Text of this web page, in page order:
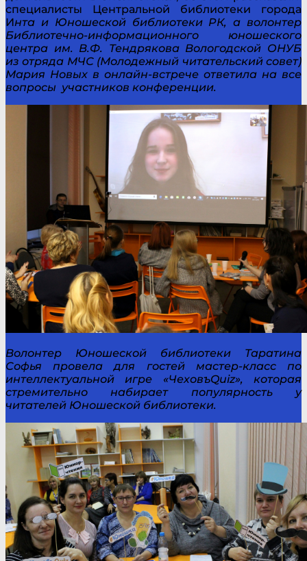
специалисты Центральной библиотеки города
Инта и Юношеской библиотеки РК, а волонтер
Библиотечно-информационного юношеского
центра им. В.Ф. Тендрякова Вологодской ОНУБ
из отряда МЧС (Молодежный читательский совет)
Мария Новых в онлайн-встрече ответила на все
вопросы участников конференции.
Волонтер Юношеской библиотеки Таратина
Софья провела для гостей мастер-класс по
интеллектуальной игре «ЧеховъQuiz», которая
стремительно набирает популярность у
читателей Юношеской библиотеки.